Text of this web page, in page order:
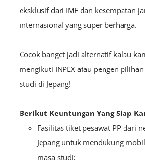
eksklusif dari IMF dan kesempatan
internasional yang super berharga.
Cocok banget jadi alternatif kalau
mengikuti INPEX atau pengen
studi di Jepang!
Berikut Keuntungan Yang Siap
Fasilitas tiket pesawat PP dari
Jepang untuk mendukung
masa studi;